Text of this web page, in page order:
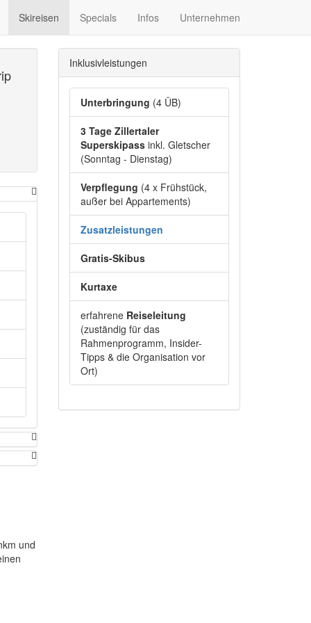
Skireisen Specials Infos Unternehmen
Inklusivleistungen
Unterbringung (4 ÜB)
3 Tage Zillertaler
Superskipassinkl. Gletscher
(Sonntag - Dienstag)
Verpflegung (4 x Frühstück,
außer bei Appartements)
Zusatzleistungen
Gratis-Skibus
Kurtaxe
erfahrene Reiseleitung
(zuständig für das
Rahmenprogramm, Insider-
Tipps & die Organisation vor
Ort)
und